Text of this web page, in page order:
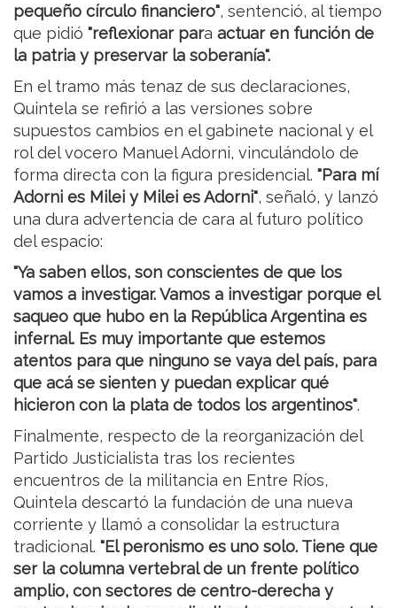
pequeño círculo financiero", sentenció, al tiempo
que pidió "reflexionar para actuar en función de
la patria y preservar la soberanía".
En el tramo más tenaz de sus declaraciones,
Quintela se refirió a las versiones sobre
supuestos cambios en el gabinete nacional y el
rol del vocero Manuel Adorni, vinculándolo de
forma directa con la figura presidencial. "Para mí
Adorni es Milei y Milei es Adorni", señaló, y lanzó
una dura advertencia de cara al futuro político
del espacio:
"Ya saben ellos, son conscientes de que los
vamos a investigar. Vamos a investigar porque el
saqueo que hubo en la República Argentina es
infernal. Es muy importante que estemos
atentos para que ninguno se vaya del país, para
que acá se sienten y puedan explicar qué
hicieron con la plata de todos los argentinos".
Finalmente, respecto de la reorganización del
Partido Justicialista tras los recientes
encuentros de la militancia en Entre Ríos,
Quintela descartó la fundación de una nueva
corriente y llamó a consolidar la estructura
tradicional. "El peronismo es uno solo. Tiene que
ser la columna vertebral de un frente político
amplio, con sectores de centro-derecha y